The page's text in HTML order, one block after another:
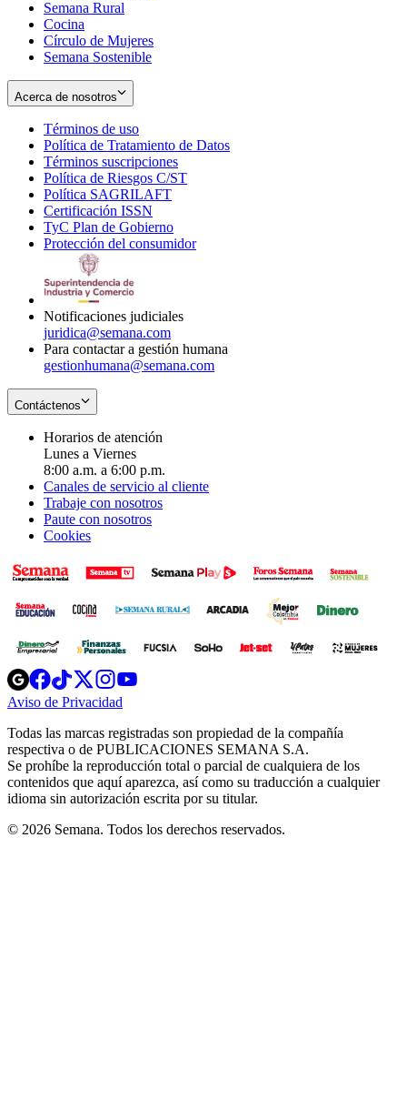
Semana Rural
Cocina
Círculo de Mujeres
Semana Sostenible
Acerca de nosotros
Términos de uso
in
new
window
Política de Tratamiento de Datos
Términos suscripciones
in
Política de Riesgos C/ST
Política SAGRILAFT
new
window
Certificación ISSN
in
new
TyC Plan de Gobierno
in
Protección del consumidorOpens
Notificaciones judiciales
juridica@semana.com
Para contactar a gestión humana
gestionhumana@semana.com
Contáctenos
Horarios de atención
Lunes a Viernes
8:00 a.m. a 6:00 p.m.
Canales de servicio al cliente
Trabaje con nosotros
Paute con nosotros
Cookies
Opens
in
new
Opens
in
new
Opens
in
new
window
Opens
new
windowwindow
Aviso de Privacidad
new
window
Todas las marcas registradas son propiedad de la compañía
respectiva o de PUBLICACIONES SEMANA S.A.
Se prohíbe la reproducción total o parcial de cualquiera de los
contenidos que aquí aparezca, así como su traducción a cualquier
idioma sin autorización escrita por su titular.
© 2026 Semana. Todos los derechos reservados.